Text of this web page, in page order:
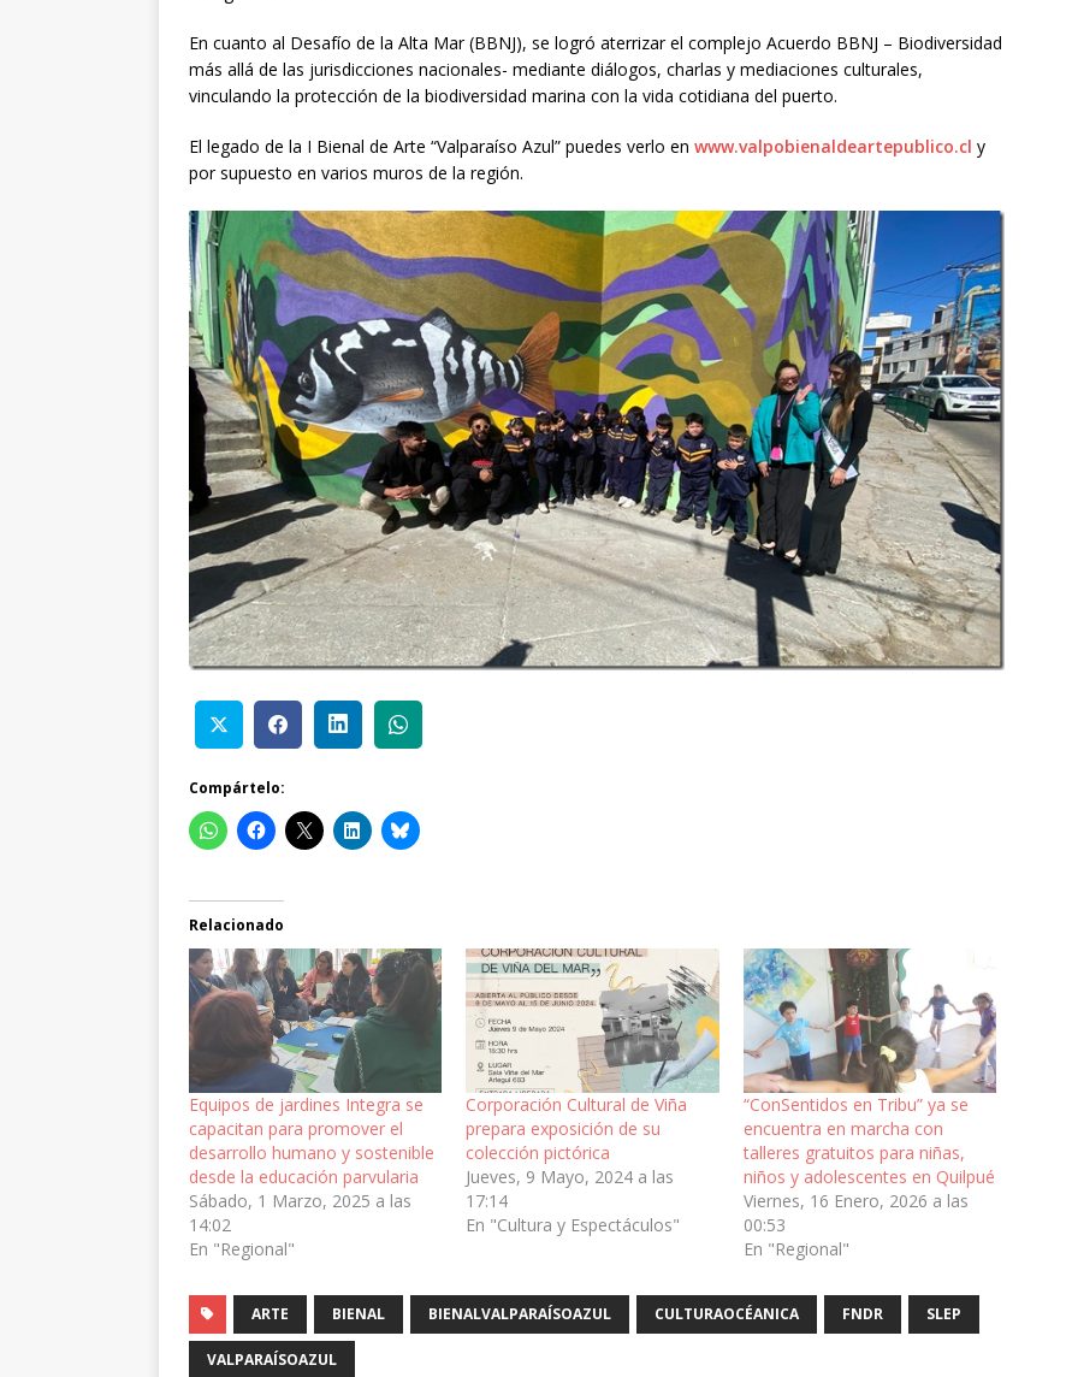
En cuanto al Desafío de la Alta Mar (BBNJ), se logró aterrizar el complejo Acuerdo BBNJ – Biodiversidad
más allá de las jurisdicciones nacionales- mediante diálogos, charlas y mediaciones culturales,
vinculando la protección de la biodiversidad marina con la vida cotidiana del puerto.
El legado de la I Bienal de Arte “Valparaíso Azul” puedes verlo en www.valpobienaldeartepublico.cl y
por supuesto en varios muros de la región.
Compártelo:
Relacionado
Equipos de jardines Integra se
capacitan para promover el
desarrollo humano y sostenible
desde la educación parvularia
Sábado, 1 Marzo, 2025 a las
14:02
En "Regional"
Corporación Cultural de Viña
prepara exposición de su
colección pictórica
Jueves, 9 Mayo, 2024 a las
17:14
En "Cultura y Espectáculos"
“ConSentidos en Tribu” ya se
encuentra en marcha con
talleres gratuitos para niñas,
niños y adolescentes en Quilpué
Viernes, 16 Enero, 2026 a las
00:53
En "Regional"
ARTE BIENAL BIENALVALPARAÍSOAZUL CULTURAOCÉANICA FNDR SLEP
VALPARAÍSOAZUL